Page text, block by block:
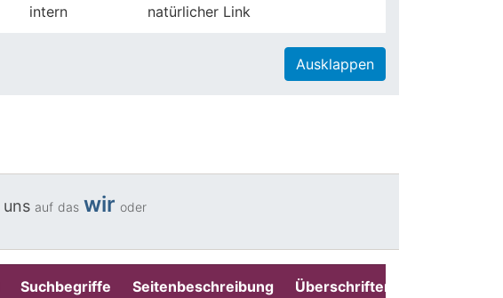
intern natürlicher Link
Ausklappen
uns auf das wir oder
Suchbegriffe Seitenbeschreibung Überschriften